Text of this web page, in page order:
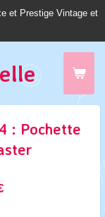
et Prestige Vintage et
: Pochette